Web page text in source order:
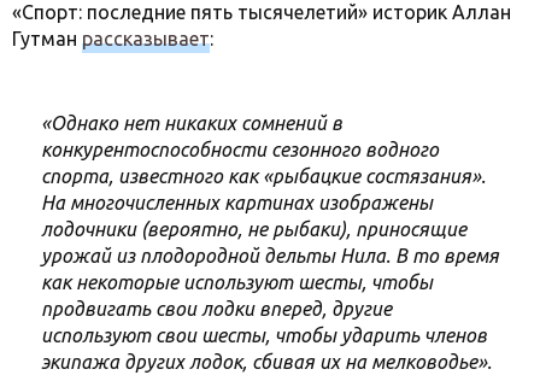
«Спорт: последние пять тысячелетий» историк Аллан
Гутман рассказывает:
«Однако нет никаких сомнений в
конкурентоспособности сезонного водного
спорта, известного как «рыбацкие состязания».
На многочисленных картинах изображены
лодочники (вероятно, не рыбаки), приносящие
урожай из плодородной дельты Нила. В то время
как некоторые используют шесты, чтобы
продвигать свои лодки вперед, другие
используют свои шесты, чтобы ударить членов
экипажа других лодок, сбивая их на мелководье».